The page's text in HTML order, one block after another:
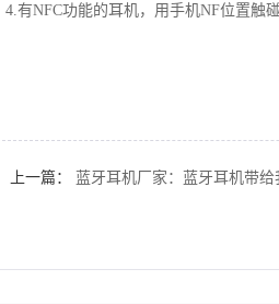
4.有NFC功能的耳机，用手机NF位置触
上一篇： 蓝牙耳机厂家：蓝牙耳机带